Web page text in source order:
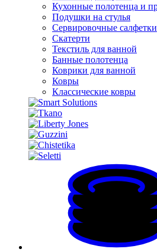
Кухонные полотенца и
Подушки на стулья
Сервировочные салфетки
Скатерти
Текстиль для ванной
Банные полотенца
Коврики для ванной
Ковры
Классические ковры